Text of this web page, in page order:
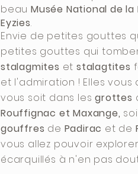
beau Musée National de la
Eyzies.
Envie de petites gouttes
petites gouttes qui
stalagmites etstalagtites
et l'admiration ! Elles
vous soit dans lesgrottes
Rouffignac et Maxange,
gouffres de Padirac et de
vous allez pouvoir
écarquillés à n'en pas